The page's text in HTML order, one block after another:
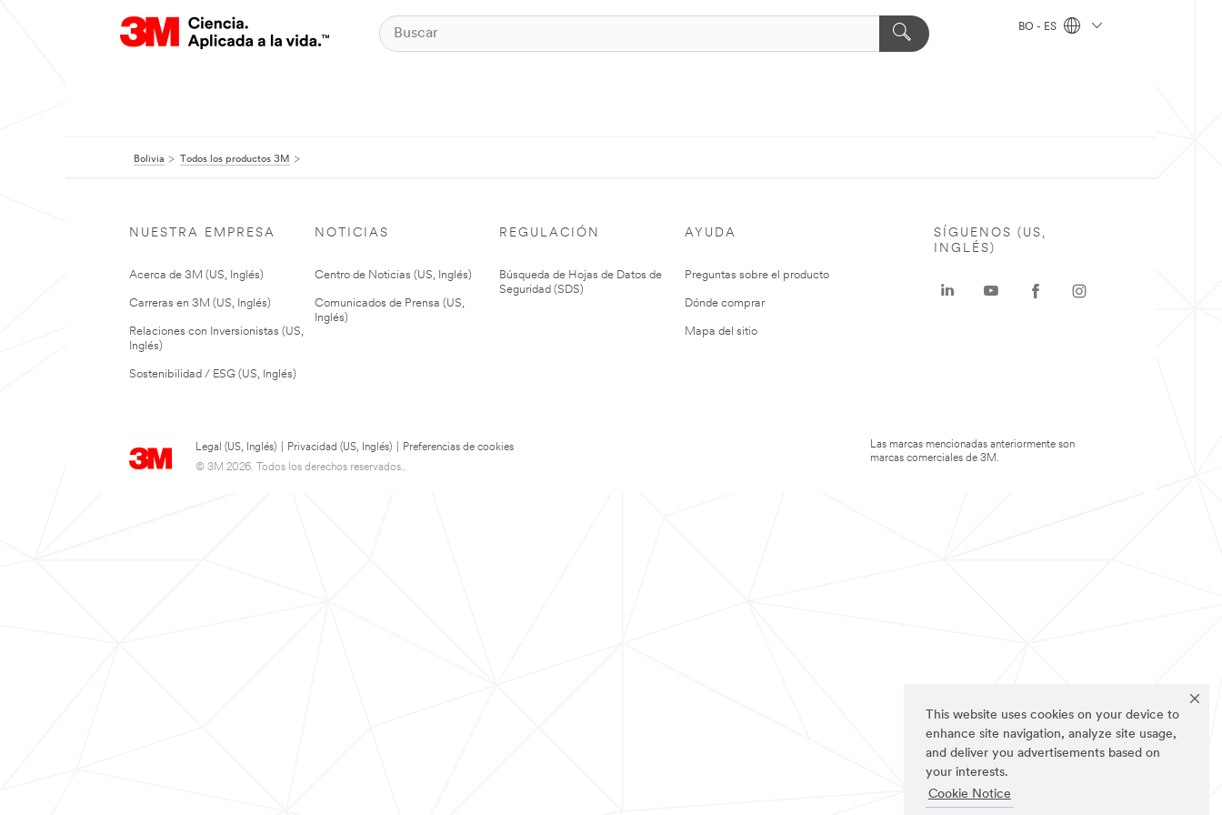
This website uses cookies on your device to
enhance site navigation, analyze site usage,
and deliver you advertisements based on
your interests.
Cookie Notice
BO - ES
Bolivia Todos los productos 3M
NUESTRA EMPRESA
Acerca de 3M (US, Inglés)
Carreras en 3M (US, Inglés)
Relaciones con Inversionistas (US,
Inglés)
Sostenibilidad / ESG (US, Inglés)
NOTICIAS
Centro de Noticias (US, Inglés)
Comunicados de Prensa (US,
Inglés)
REGULACIÓN
Búsqueda de Hojas de Datos de
Seguridad (SDS)
AYUDA
Preguntas sobre el producto
Dónde comprar
Mapa del sitio
Legal (US, Inglés) Privacidad (US, Inglés)
Preferencias de cookies
© 3M 2026. Todos los derechos reservados..
SÍGUENOS (US,
INGLÉS)
Las marcas mencionadas anteriormente son
marcas comerciales de 3M.